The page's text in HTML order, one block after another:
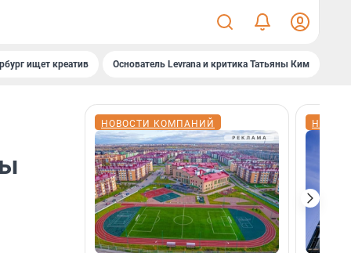
ищет креатив Основатель Levrana и критика Татьяны Ким
НОВОСТИ КОМПАНИЙ